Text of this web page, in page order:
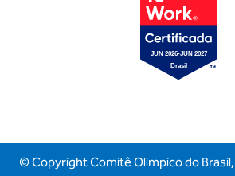
© Copyright Comitê Olimpico do Brasil,